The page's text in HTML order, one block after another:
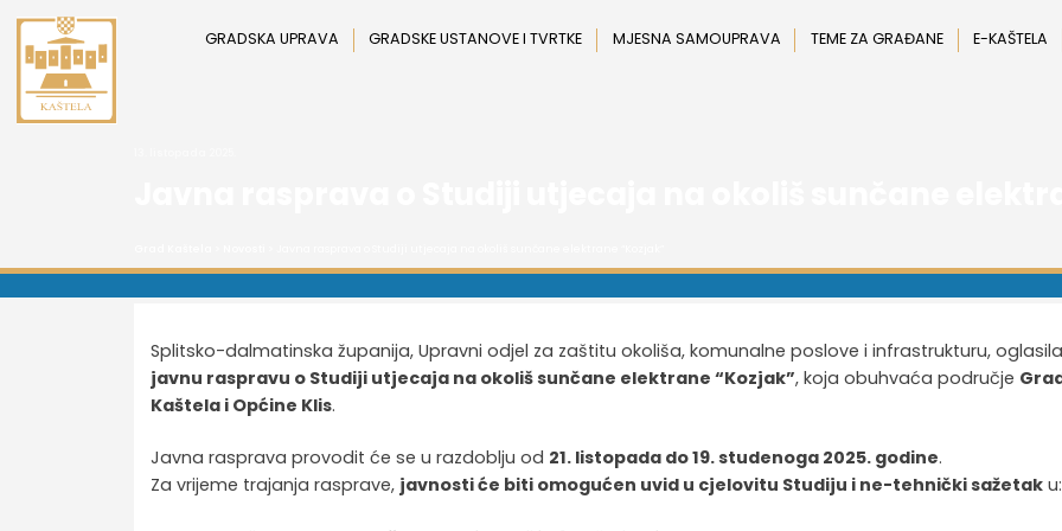
Preskoči
sadržaj
GRADSKA UPRAVA GRADSKE USTANOVE I TVRTKE MJESNA SAMOUPRAVA TEME ZA GRAĐANE E-KAŠTELA
Splitsko-dalmatinska županija, Upravni odjel za zaštitu okoliša, komunalne poslove i infrastrukturu,
javnu raspravu o Studiji utjecaja na okoliš sunčane elektrane “Kozjak”, koja obuhvaća područje
Kaštela i Općine Klis.
Javna rasprava provodit će se u razdoblju od 21. listopada do 19. studenoga 2025. godine.
Za vrijeme trajanja rasprave, javnosti će biti omogućen uvid u cjelovitu Studiju i ne-tehnički sažetak u: